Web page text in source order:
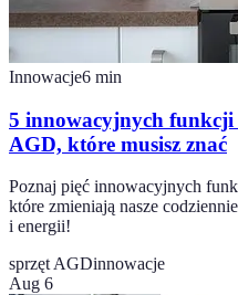
Innowacje6 min
5 innowacyjnych funkcji
AGD, które musisz znać
Poznaj pięć innowacyjnych
które zmieniają nasze
i energii!
sprzęt AGDinnowacje
Aug 6